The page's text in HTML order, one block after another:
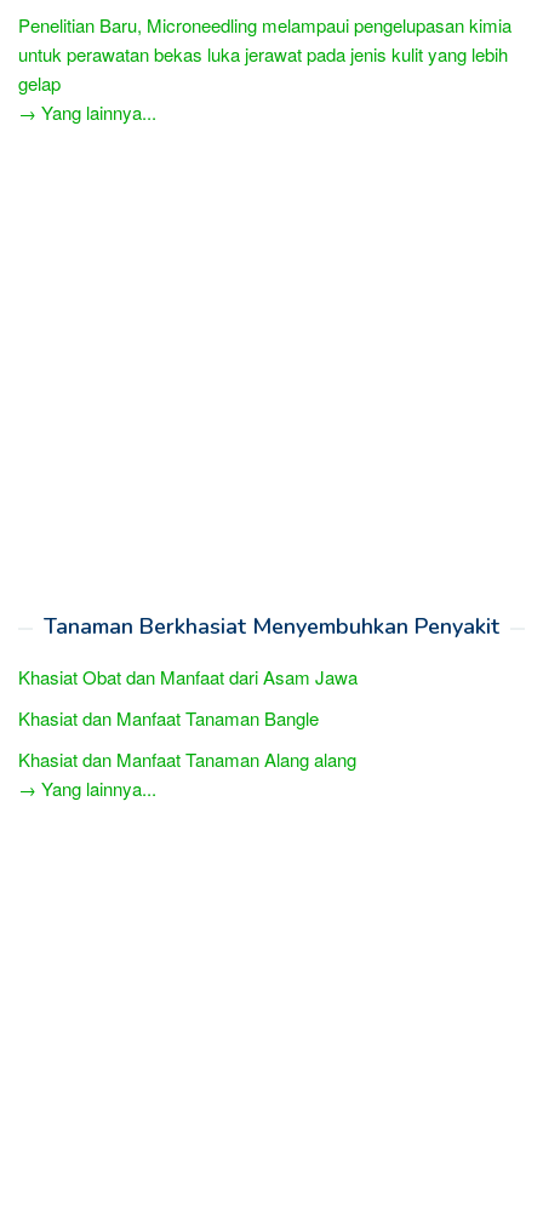
Penelitian Baru, Microneedling melampaui pengelupasan kimia
untuk perawatan bekas luka jerawat pada jenis kulit yang lebih
gelap
→ Yang lainnya...
Tanaman Berkhasiat Menyembuhkan Penyakit
Khasiat Obat dan Manfaat dari Asam Jawa
Khasiat dan Manfaat Tanaman Bangle
Khasiat dan Manfaat Tanaman Alang alang
→ Yang lainnya...